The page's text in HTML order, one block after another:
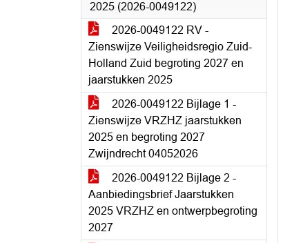
2025 (2026-0049122)
2026-0049122 RV -
Zienswijze Veiligheidsregio Zuid-
Holland Zuid begroting 2027 en
jaarstukken 2025
2026-0049122 Bijlage 1 -
Zienswijze VRZHZ jaarstukken
2025 en begroting 2027
Zwijndrecht 04052026
2026-0049122 Bijlage 2 -
Aanbiedingsbrief Jaarstukken
2025 VRZHZ en ontwerpbegroting
2027